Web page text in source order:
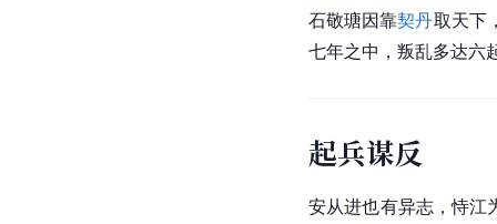
石敬瑭因靠契丹取天下
七年之中，叛乱多达六
起兵谋反
安从进也有异志，恃江